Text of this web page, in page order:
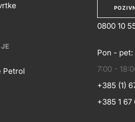
Petrol
0800 10
Pon - pet:
7:00 -
+385 (1)
+385 1 67